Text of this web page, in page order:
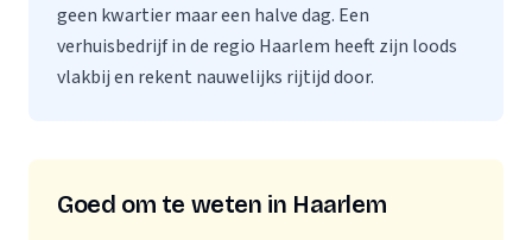
geen kwartier maar een halve dag. Een
verhuisbedrijf in de regio Haarlem heeft zijn loods
vlakbij en rekent nauwelijks rijtijd door.
Goed om te weten in Haarlem